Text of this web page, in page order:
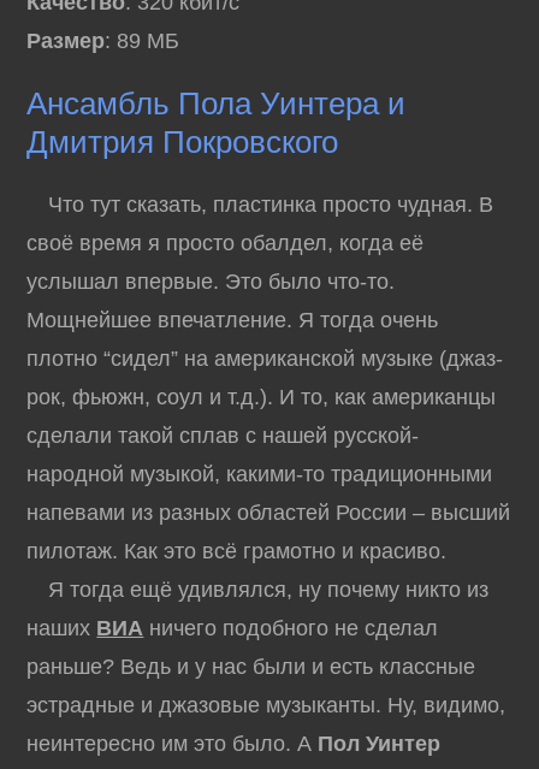
Размер: 89 МБ
Ансамбль Пола Уинтера и
Дмитрия Покровского
Что тут сказать, пластинка просто чудная. В
своё время я просто обалдел, когда её
услышал впервые. Это было что-то.
Мощнейшее впечатление. Я тогда очень
плотно “сидел” на американской музыке (джаз-
рок, фьюжн, соул и т.д.). И то, как американцы
сделали такой сплав с нашей русской-
народной музыкой, какими-то традиционными
напевами из разных областей России – высший
пилотаж. Как это всё грамотно и красиво.
Я тогда ещё удивлялся, ну почему никто из
наших ВИА ничего подобного не сделал
раньше? Ведь и у нас были и есть классные
эстрадные и джазовые музыканты. Ну, видимо,
неинтересно им это было. А Пол Уинтер